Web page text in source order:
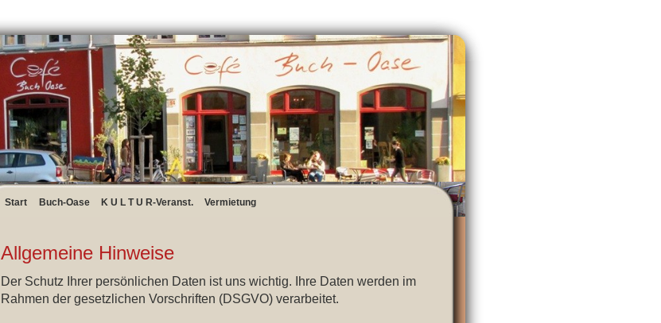
Start Buch-Oase K U L T U R-Veranst. Vermietung
Allgemeine Hinweise
Der Schutz Ihrer persönlichen Daten ist uns wichtig. Ihre Daten werden im
Rahmen der gesetzlichen Vorschriften (DSGVO) verarbeitet.